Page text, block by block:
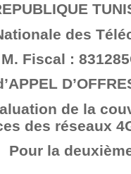
des
M. Fiscal :
de la
des réseaux
Pour la